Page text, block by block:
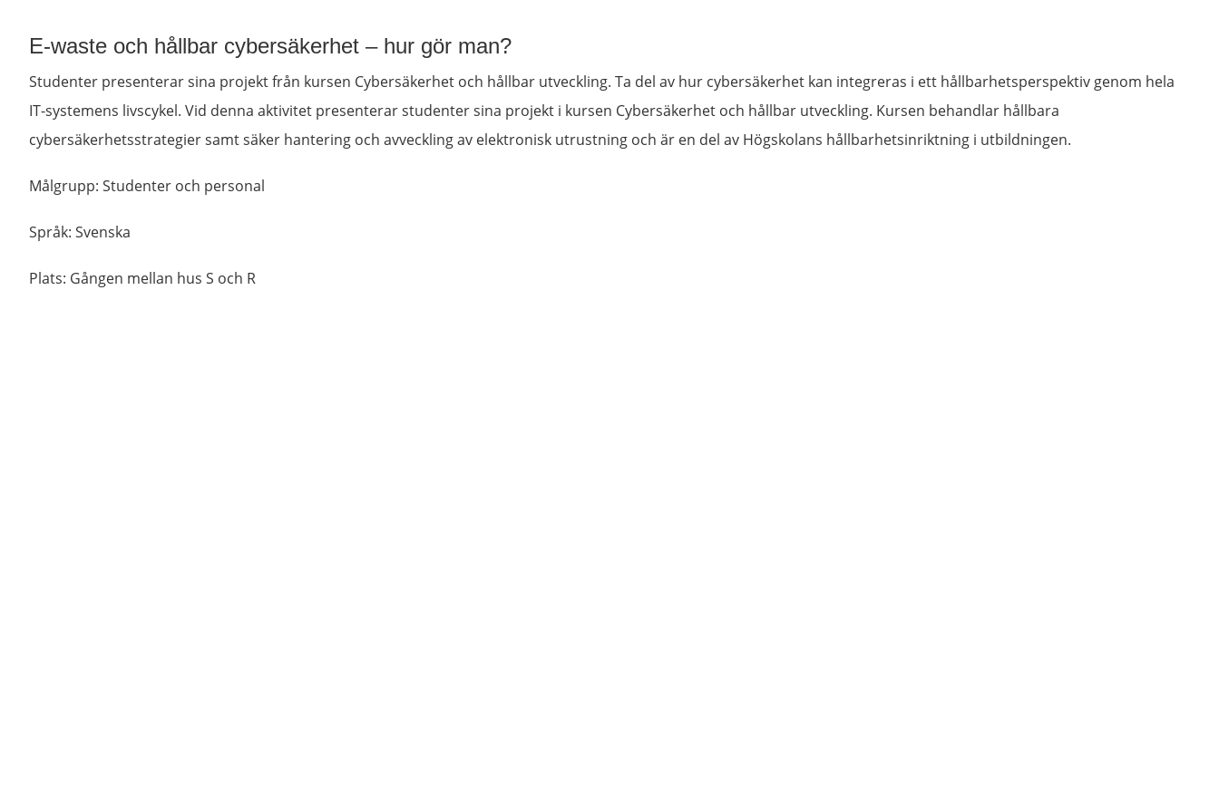
E-waste och hållbar cybersäkerhet – hur gör man?
Studenter presenterar sina projekt från kursen Cybersäkerhet och hållbar utveckling. Ta del av hur cybersäkerhet kan integreras i ett hållbarhetsperspektiv genom hela
IT-systemens livscykel. Vid denna aktivitet presenterar studenter sina projekt i kursen Cybersäkerhet och hållbar utveckling. Kursen behandlar hållbara
cybersäkerhetsstrategier samt säker hantering och avveckling av elektronisk utrustning och är en del av Högskolans hållbarhetsinriktning i utbildningen.
Målgrupp: Studenter och personal
Språk: Svenska
Plats: Gången mellan hus S och R